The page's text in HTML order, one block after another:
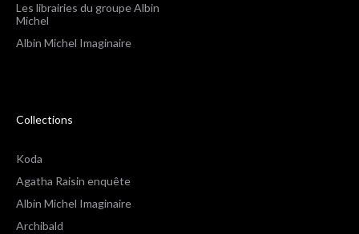
Les librairies du groupe Albin
Michel
Albin Michel Imaginaire
Collections
Koda
Agatha Raisin enquête
Albin Michel Imaginaire
Archibald